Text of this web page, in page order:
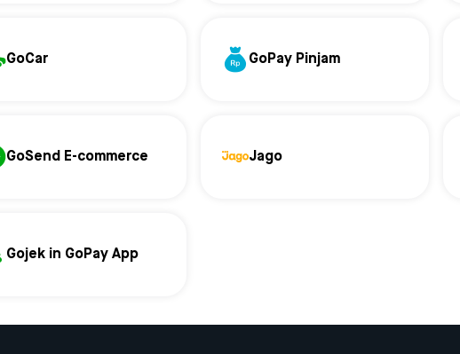
GoCar GoPay Pinjam
GoSend E-commerce Jago
Gojek in GoPay App